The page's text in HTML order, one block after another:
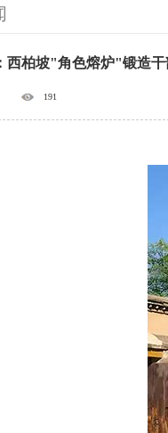
西柏坡"角色熔炉"锻造干
191